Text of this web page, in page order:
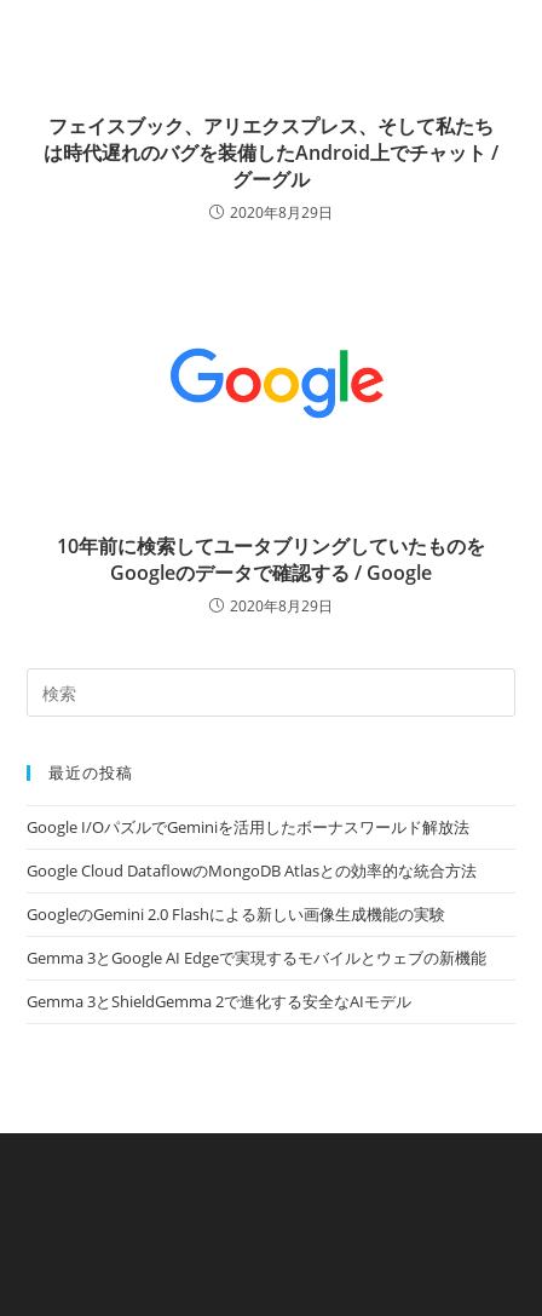
フェイスブック、アリエクスプレス、そして私たち
は時代遅れのバグを装備したAndroid上でチャット /
グーグル
2020年8月29日
10年前に検索してユータブリングしていたものを
Googleのデータで確認する / Google
2020年8月29日
最近の投稿
Google I/OパズルでGeminiを活用したボーナスワールド解放法
Google Cloud DataflowのMongoDB Atlasとの効率的な統合方法
GoogleのGemini 2.0 Flashによる新しい画像生成機能の実験
Gemma 3とGoogle AI Edgeで実現するモバイルとウェブの新機能
Gemma 3とShieldGemma 2で進化する安全なAIモデル